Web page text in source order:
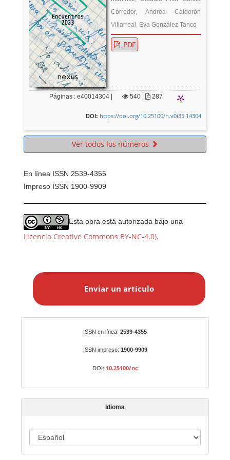
Corredor, Andrea Calderón
Villarreal, Eva González Tanco
PDF
Páginas : e40014304 | 540 287
DOI: https://doi.org/10.25100/n.v0i35.14304
Ver todos los números
En línea ISSN 2539-4355
Impreso ISSN 1900-9909
Esta obra está autorizada bajo una
Licencia Creative Commons BY-NC-4.0).
a
t
í
o
Enviar un artículo
ISSN en línea: 2539-4355
ISSN impreso: 1900-9909
DOI: 10.25100/nc
Idioma
d